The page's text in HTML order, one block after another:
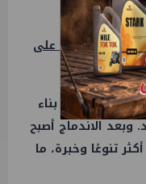
والاستحواذ على
إذ يسهم في بناء
الاندماج أصبح
أكثر تنوعًا وخبرة، ما